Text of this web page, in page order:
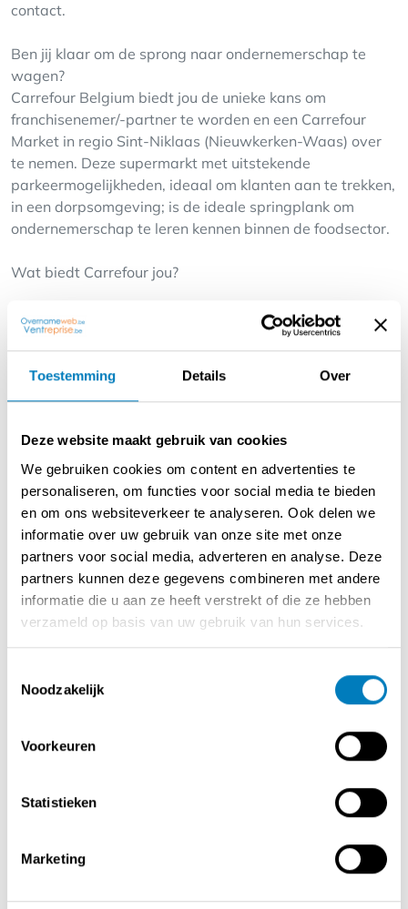
Toestemming Details Over
Deze website maakt gebruik van cookies
We gebruiken cookies om content en advertenties te
personaliseren, om functies voor social media te bieden
en om ons websiteverkeer te analyseren. Ook delen we
informatie over uw gebruik van onze site met onze
partners voor social media, adverteren en analyse. Deze
partners kunnen deze gegevens combineren met andere
informatie die u aan ze heeft verstrekt of die ze hebben
verzameld op basis van uw gebruik van hun services.
Noodzakelijk
Voorkeuren
Statistieken
Marketing
contact.
Ben jij klaar om de sprong naar ondernemerschap te
wagen?
Carrefour Belgium biedt jou de unieke kans om
franchisenemer/-partner te worden en een Carrefour
Market in regio Sint-Niklaas (Nieuwkerken-Waas) over
te nemen. Deze supermarkt met uitstekende
parkeermogelijkheden, ideaal om klanten aan te trekken,
in een dorpsomgeving; is de ideale springplank om
ondernemerschap te leren kennen binnen de foodsector.
Wat biedt Carrefour jou?
- Ondersteuning op maat: Van intensieve opleidingen tot
begeleiding bij de opening en dagelijkse werking van
- Een gevestigd merk: Profiteer van de
naamsbekendheid en het vertrouwen van Carrefour, een
- Schaalvoordelen: Geniet van lagere inkoopkosten en
competitieve marges.
- Succesvolle formules: Maak deel uit van een beproefd
concept dat klanten aantrekt en omzet genereert.
Wat zoeken wij?
- Een ambitieuze ondernemer met een sterke lokale
verankering en kennis van de regio St-Niklaas -
- Managementvaardigheden en een passie voor
- Bereidheid om te investeren (min. 'eigen inbreng' van
+/- 50K (voor globale materiele investering te kunnen
minimaal 9 jaar een franchisecontract aan te gaan.
Met Carrefour als partner sta je er nooit alleen voor.